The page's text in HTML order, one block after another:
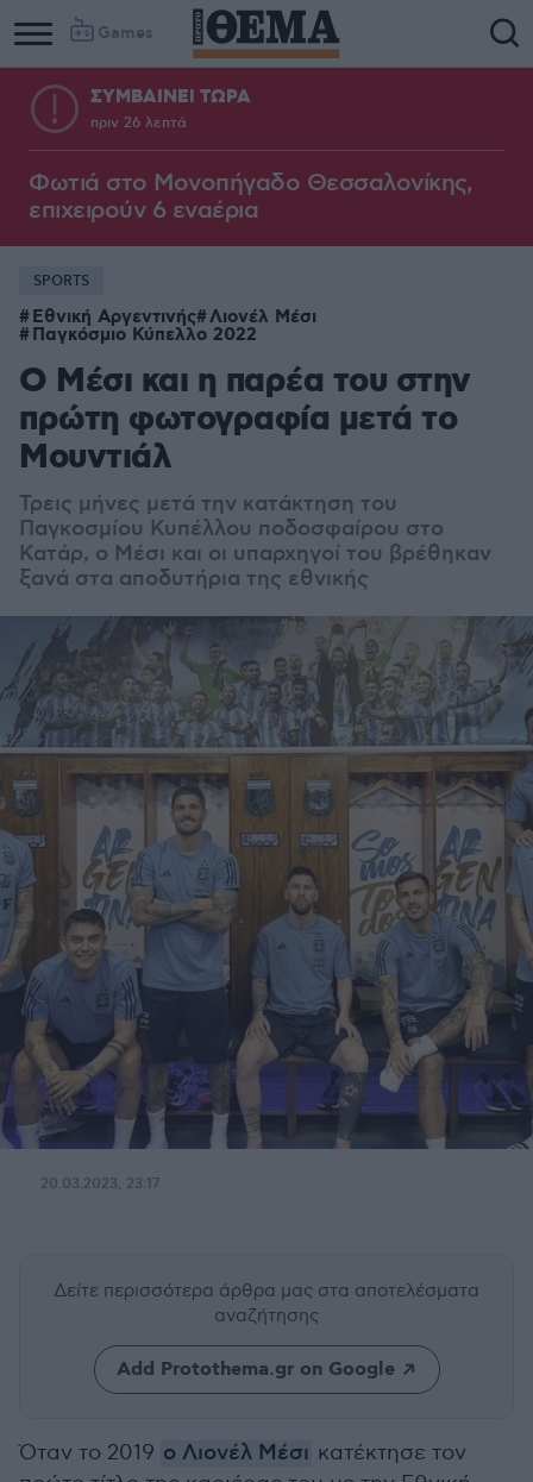
Games
ΣΥΜΒΑΙΝΕΙ ΤΩΡΑ
πριν 26 λεπτά
Φωτιά στο Μονοπήγαδο Θεσσαλονίκης,
επιχειρούν 6 εναέρια
SPORTS
Εθνική Αργεντινής Λιονέλ Μέσι
Παγκόσμιο Κύπελλο 2022
Ο Μέσι και η παρέα του στην
πρώτη φωτογραφία μετά το
Μουντιάλ
Τρεις μήνες μετά την κατάκτηση του
Παγκοσμίου Κυπέλλου ποδοσφαίρου στο
Κατάρ, ο Μέσι και οι υπαρχηγοί του βρέθηκαν
ξανά στα αποδυτήρια της εθνικής
20.03.2023, 23:17
Δείτε περισσότερα άρθρα μας στα αποτελέσματα
αναζήτησης
Add Protothema.gr on Google
Όταν το 2019 ο Λιονέλ Μέσι κατέκτησε τον